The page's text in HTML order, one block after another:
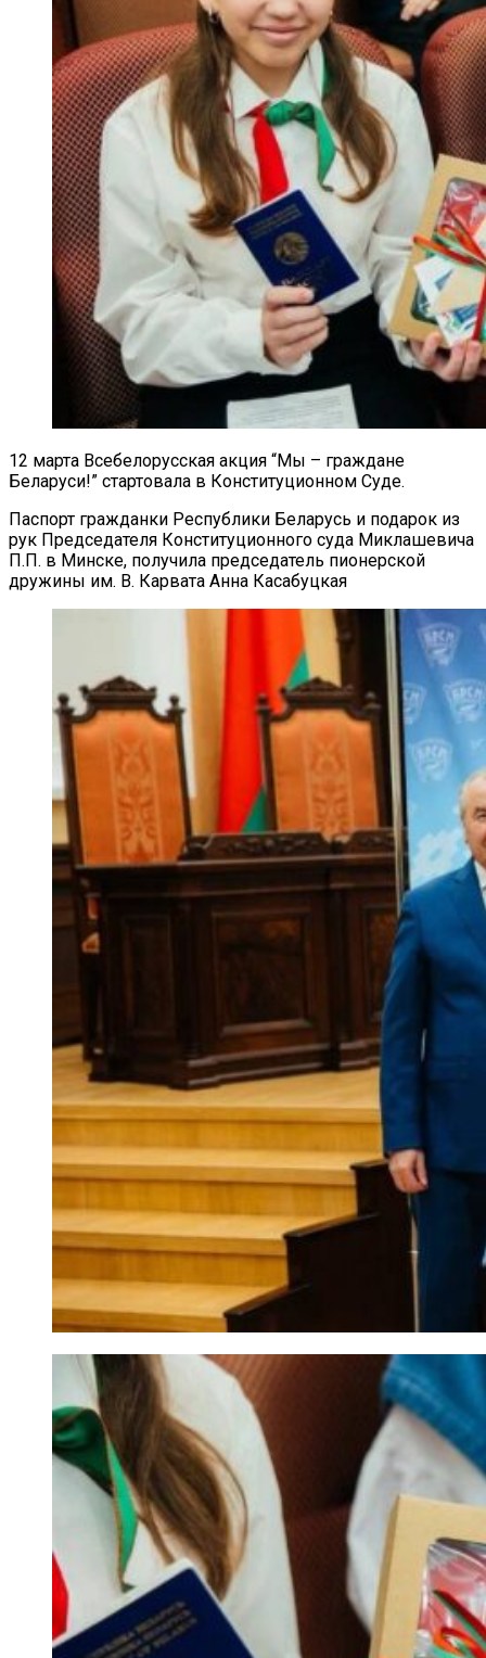
12 марта Всебелорусская акция “Мы – граждане
Беларуси!” стартовала в Конституционном Суде.
Паспорт гражданки Республики Беларусь и подарок из
рук Председателя Конституционного суда Миклашевича
П.П. в Минске, получила председатель пионерской
дружины им. В. Карвата Анна Касабуцкая